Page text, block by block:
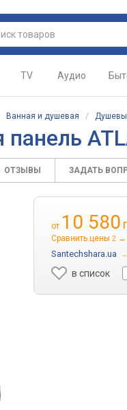
TV Аудио
Ванная и душевая /
ОТЗЫВЫ ЗАДАТЬ
от 10 580
Сравнить цены 2 →
Santechshara.ua →
в список